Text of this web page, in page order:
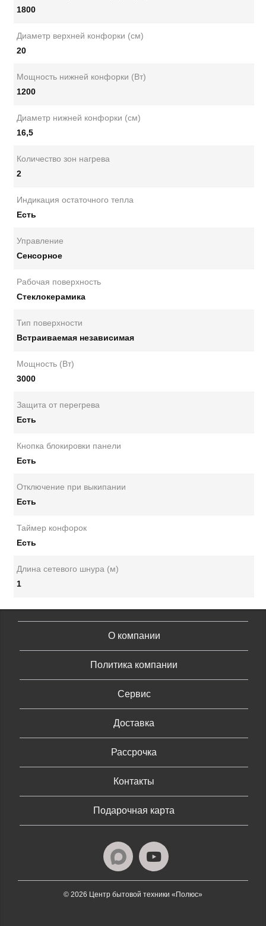
1800
Диаметр верхней конфорки (см)
20
Мощность нижней конфорки (Вт)
1200
Диаметр нижней конфорки (см)
16,5
Количество зон нагрева
2
Индикация остаточного тепла
Есть
Управление
Сенсорное
Рабочая поверхность
Стеклокерамика
Тип поверхности
Встраиваемая независимая
Мощность (Вт)
3000
Защита от перегрева
Есть
Кнопка блокировки панели
Есть
Отключение при выкипании
Есть
Таймер конфорок
Есть
Длина сетевого шнура (м)
1
О компании
Политика компании
Сервис
Доставка
Рассрочка
Контакты
Подарочная карта
© 2026 Центр бытовой техники «Полюс»